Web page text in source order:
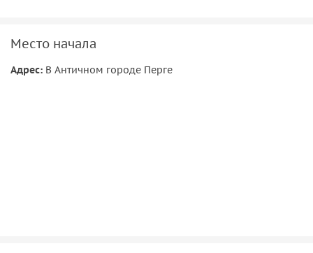
начал свою миссию по распространению христианской
Место начала
Адрес: В Античном городе Перге